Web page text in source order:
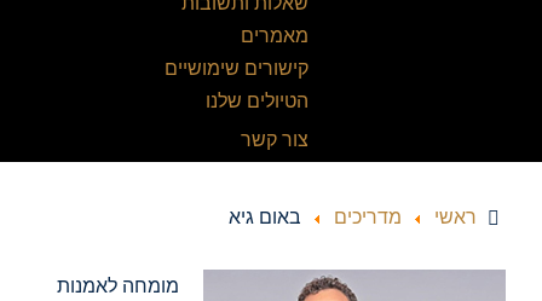
מאמרים
קישורים שימושיים
הטיולים שלנו
צור קשר
ראשי מדריכים באום גיא
מומחה לאמנות